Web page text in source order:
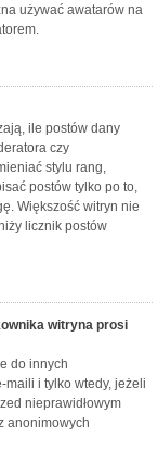
używać awatarów na
ile postów dany
czy
stylu rang,
postów tylko po to,
Większość witryn nie
licznik postów
witryna prosi
do innych
maili i tylko wtedy, jeżeli
nieprawidłowym
anonimowych